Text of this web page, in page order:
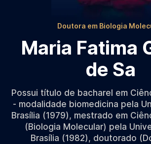
Doutora em Biologia
Maria Fatima
de Sa
Possui título de bacharel em
- modalidade biomedicina pela
Brasília (1979), mestrado em
(Biologia Molecular) pela
Brasília (1982), doutorado